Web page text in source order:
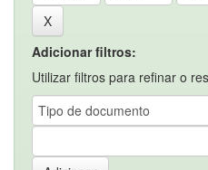
Adicionar filtros:
Utilizar filtros para refinar o